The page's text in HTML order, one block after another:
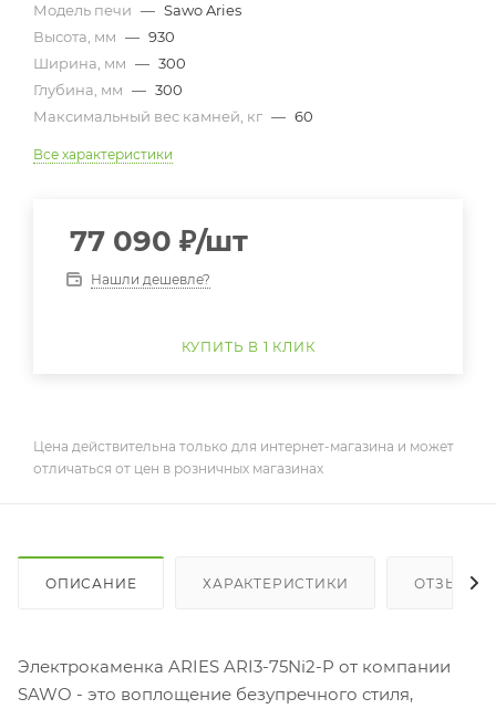
Модель печи — Sawo Aries
Высота, мм — 930
Ширина, мм — 300
Глубина, мм — 300
Максимальный вес камней, кг — 60
Все характеристики
77 090 ₽/шт
Нашли дешевле?
КУПИТЬ В 1 КЛИК
Цена действительна только для интернет-магазина и может
отличаться от цен в розничных магазинах
ОПИСАНИЕ ХАРАКТЕРИСТИКИ ОТЗЫВЫ
Электрокаменка ARIES ARI3-75Ni2-P от компании
SAWO - это воплощение безупречного стиля,